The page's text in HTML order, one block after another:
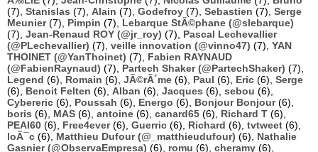
(7), Stanislas (7), Alain (7), Godefroy (7), Sebastien (7), Serge
Meunier(7), Pimpin (7), Lebarque StÃ©phane (@slebarque)
(7), Jean-Renaud ROY (@jr_roy) (7), Pascal Lechevallier
(@PLechevallier) (7), veille innovation (@vinno47) (7), YAN
THOINET (@YanThoinet) (7), Fabien RAYNAUD
(@FabienRaynaud) (7), Partech Shaker (@PartechShaker) (7),
Legend (6), Romain (6), JÃ©rÃ´me (6), Paul (6), Eric (6), Serge
(6), Benoit Felten (6), Alban (6), Jacques (6), sebou (6),
Cybereric (6), Poussah (6), Energo (6), Bonjour Bonjour(6),
boris (6), MAS (6), antoine (6), canard65 (6), Richard T (6),
PEAI60 (6), Free4ever(6), Guerric (6), Richard (6), tvtweet (6),
loÃ¯c (6), Matthieu Dufour (@_matthieudufour) (6), Nathalie
Gasnier (@ObservaEmpresa) (6), romu (6), cheramy (6),